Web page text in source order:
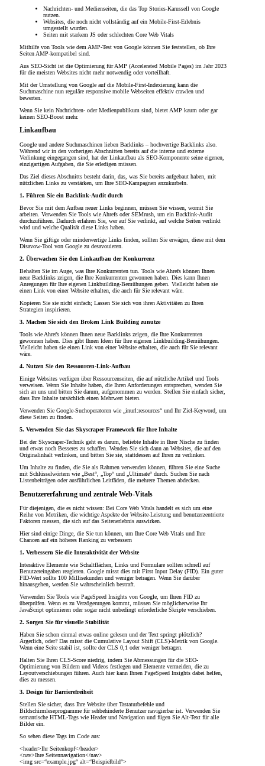
Nachrichten- und Medienseiten, die das Top Stories-Karussell von Google
nutzen.
Websites, die noch nicht vollständig auf ein Mobile-First-Erlebnis
umgestellt wurden.
Seiten mit starkem JS oder schlechten Core Web Vitals
Mithilfe von Tools wie dem AMP-Test von Google können Sie feststellen, ob Ihre
Seiten AMP-kompatibel sind.
Aus SEO-Sicht ist die Optimierung für AMP (Accelerated Mobile Pages) im Jahr 2023
für die meisten Websites nicht mehr notwendig oder vorteilhaft.
Mit der Umstellung von Google auf die Mobile-First-Indexierung kann die
Suchmaschine nun reguläre responsive mobile Webseiten effektiv crawlen und
bewerten.
Wenn Sie kein Nachrichten- oder Medienpublikum sind, bietet AMP kaum oder gar
keinen SEO-Boost mehr.
Linkaufbau
Google und andere Suchmaschinen lieben Backlinks – hochwertige Backlinks also.
Während wir in den vorherigen Abschnitten bereits auf die interne und externe
Verlinkung eingegangen sind, hat der Linkaufbau als SEO-Komponente seine eigenen,
einzigartigen Aufgaben, die Sie erledigen müssen.
Das Ziel dieses Abschnitts besteht darin, das, was Sie bereits aufgebaut haben, mit
nützlichen Links zu verstärken, um Ihre SEO-Kampagnen anzukurbeln.
1. Führen Sie ein Backlink-Audit durch
Bevor Sie mit dem Aufbau neuer Links beginnen, müssen Sie wissen, womit Sie
arbeiten. Verwenden Sie Tools wie Ahrefs oder SEMrush, um ein Backlink-Audit
durchzuführen. Dadurch erfahren Sie, wer auf Sie verlinkt, auf welche Seiten verlinkt
wird und welche Qualität diese Links haben.
Wenn Sie giftige oder minderwertige Links finden, sollten Sie erwägen, diese mit dem
Disavow-Tool von Google zu desavouieren.
2. Überwachen Sie den Linkaufbau der Konkurrenz
Behalten Sie im Auge, was Ihre Konkurrenten tun. Tools wie Ahrefs können Ihnen
neue Backlinks zeigen, die Ihre Konkurrenten gewonnen haben. Dies kann Ihnen
Anregungen für Ihre eigenen Linkbuilding-Bemühungen geben. Vielleicht haben sie
einen Link von einer Website erhalten, die auch für Sie relevant wäre.
Kopieren Sie sie nicht einfach; Lassen Sie sich von ihren Aktivitäten zu Ihren
Strategien inspirieren.
3. Machen Sie sich den Broken Link Building zunutze
Tools wie Ahrefs können Ihnen neue Backlinks zeigen, die Ihre Konkurrenten
gewonnen haben. Dies gibt Ihnen Ideen für Ihre eigenen Linkbuilding-Bemühungen.
Vielleicht haben sie einen Link von einer Website erhalten, die auch für Sie relevant
wäre.
4. Nutzen Sie den Ressourcen-Link-Aufbau
Einige Websites verfügen über Ressourcenseiten, die auf nützliche Artikel und Tools
verweisen. Wenn Sie Inhalte haben, die Ihren Anforderungen entsprechen, wenden Sie
sich an uns und bitten Sie darum, aufgenommen zu werden. Stellen Sie einfach sicher,
dass Ihre Inhalte tatsächlich einen Mehrwert bieten.
Verwenden Sie Google-Suchoperatoren wie „inurl:resources“ und Ihr Ziel-Keyword, um
diese Seiten zu finden.
5. Verwenden Sie das Skyscraper Framework für Ihre Inhalte
Bei der Skyscraper-Technik geht es darum, beliebte Inhalte in Ihrer Nische zu finden
und etwas noch Besseres zu schaffen. Wenden Sie sich dann an Websites, die auf den
Originalinhalt verlinken, und bitten Sie sie, stattdessen auf Ihren zu verlinken.
Um Inhalte zu finden, die Sie als Rahmen verwenden können, führen Sie eine Suche
mit Schlüsselwörtern wie „Best“, „Top“ und „Ultimate“ durch. Suchen Sie nach
Listenbeiträgen oder ausführlichen Leitfäden, die mehrere Themen abdecken.
Benutzererfahrung und zentrale Web-Vitals
Für diejenigen, die es nicht wissen: Bei Core Web Vitals handelt es sich um eine
Reihe von Metriken, die wichtige Aspekte der Website-Leistung und benutzerzentrierte
Faktoren messen, die sich auf das Seitenerlebnis auswirken.
Hier sind einige Dinge, die Sie tun können, um Ihre Core Web Vitals und Ihre
Chancen auf ein höheres Ranking zu verbessern
1. Verbessern Sie die Interaktivität der Website
Interaktive Elemente wie Schaltflächen, Links und Formulare sollten schnell auf
Benutzereingaben reagieren. Google misst dies mit First Input Delay (FID). Ein guter
FID-Wert sollte 100 Millisekunden und weniger betragen. Wenn Sie darüber
hinausgehen, werden Sie wahrscheinlich bestraft.
Verwenden Sie Tools wie PageSpeed ​​Insights von Google, um Ihren FID zu
überprüfen. Wenn es zu Verzögerungen kommt, müssen Sie möglicherweise Ihr
JavaScript optimieren oder sogar nicht unbedingt erforderliche Skripte verschieben.
2. Sorgen Sie für visuelle Stabilität
Haben Sie schon einmal etwas online gelesen und der Text springt plötzlich?
Ärgerlich, oder? Das misst die Cumulative Layout Shift (CLS)-Metrik von Google.
Wenn eine Seite stabil ist, sollte der CLS 0,1 oder weniger betragen.
Halten Sie Ihren CLS-Score niedrig, indem Sie Abmessungen für die SEO-
Optimierung von Bildern und Videos festlegen und Elemente vermeiden, die zu
Layoutverschiebungen führen. Auch hier kann Ihnen PageSpeed ​​Insights dabei helfen,
dies zu messen.
3. Design für Barrierefreiheit
Stellen Sie sicher, dass Ihre Website über Tastaturbefehle und
Bildschirmleseprogramme für sehbehinderte Benutzer navigierbar ist. Verwenden Sie
semantische HTML-Tags wie Header und Navigation und fügen Sie Alt-Text für alle
Bilder ein.
So sehen diese Tags im Code aus:
<header>Ihr Seitenkopf</header>
<nav>Ihre Seitennavigation</nav>
<img src=“example.jpg“ alt=“Beispielbild“>